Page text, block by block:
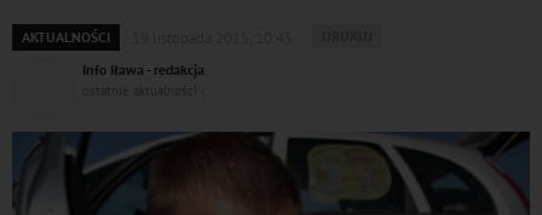
AKTUALNOŚCI
Info Iława - redakcja
ostatnie aktualności ‹